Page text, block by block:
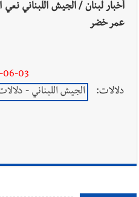
العالم العربي
المعاناة التي تمزق القلوب
أخبار صيدا بلدية صيدا : حجز
أخبار لبنان / الجيش اللبناني
عمر خضر
06-03
دلالات:
الجيش اللبناني -